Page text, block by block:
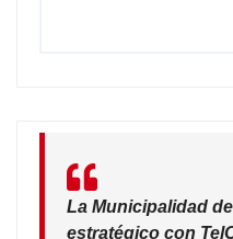
La Municipalidad
estratégico con